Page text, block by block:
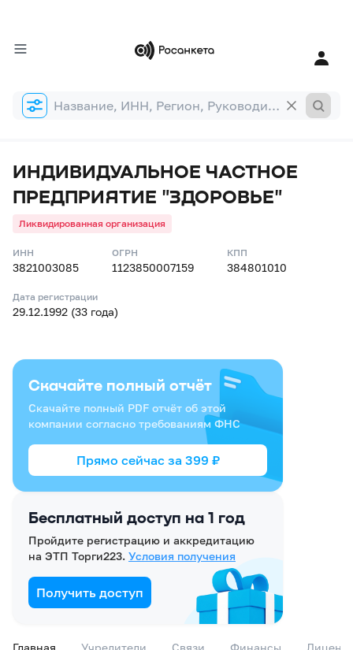
Форма
поиска
ИНДИВИДУАЛЬНОЕ ЧАСТНОЕ
ПРЕДПРИЯТИЕ "ЗДОРОВЬЕ"
Ликвидированная организация
ИНН
3821003085
ОГРН
1123850007159
КПП
384801010
Дата регистрации
29.12.1992 (33 года)
Бесплатный доступ на 1 год
Пройдите регистрацию и аккредитацию
на ЭТП Торги223. Условия получения
Получить доступ
Скачайте полный отчёт
Скачайте полный PDF отчёт об этой
компании согласно требованиям ФНС
Прямо сейчас за 399 ₽
Главная Учредители Связи Финансы